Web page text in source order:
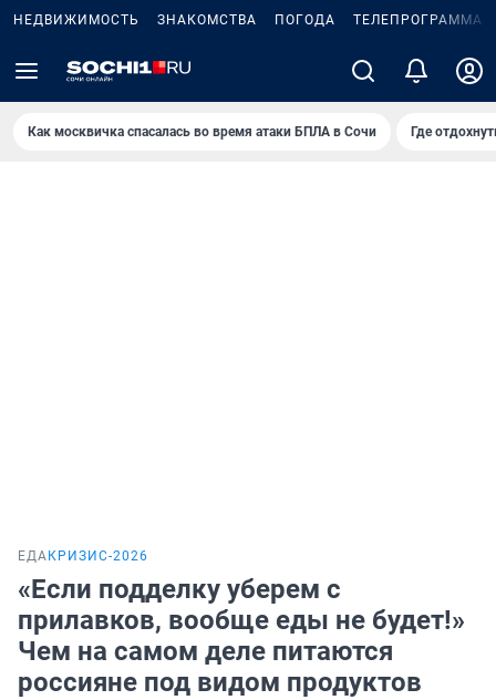
НЕДВИЖИМОСТЬ ЗНАКОМСТВА ПОГОДА ТЕЛЕПРОГРАММА
Как москвичка спасалась во время атаки БПЛА в Сочи Где
ЕДА КРИЗИС-2026
«Если подделку уберем с
прилавков, вообще еды не будет!»
Чем на самом деле питаются
россияне под видом продуктов